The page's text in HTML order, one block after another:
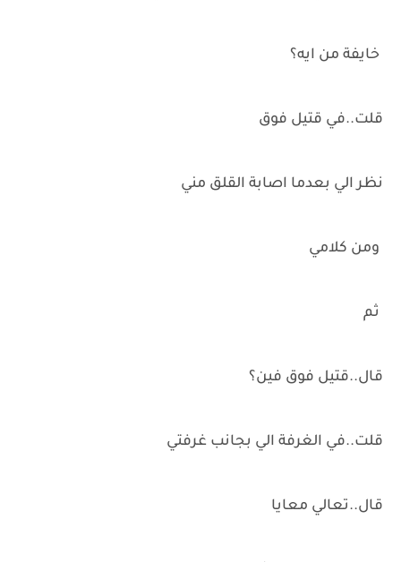
خايفة من ايه؟
قلت..في قتيل فوق
نظر الي بعدما اصابة القلق مني
ومن كلامي
ثم
قال..قتيل فوق فين؟
قلت..في الغرفة الي بجانب غرفتي
قال..تعالي معايا